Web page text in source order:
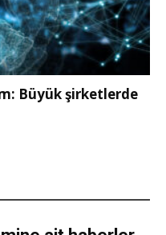
Büyük şirketlerde